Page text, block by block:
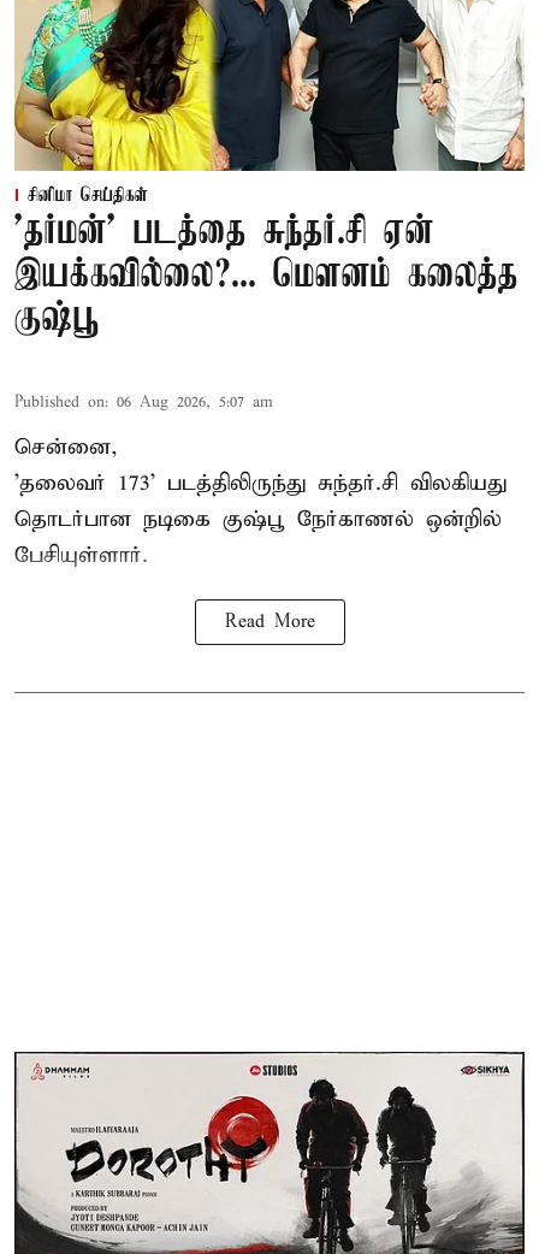
சினிமா செய்திகள்
'தர்மன்' படத்தை சுந்தர்.சி ஏன்
இயக்கவில்லை?... மௌனம் கலைத்த
குஷ்பூ
Published on: 06 Aug 2026, 5:07 am
சென்னை,
'தலைவர் 173' படத்திலிருந்து சுந்தர்.சி விலகியது
தொடர்பான நடிகை குஷ்பூ நேர்காணல் ஒன்றில்
பேசியுள்ளார்.
Read More